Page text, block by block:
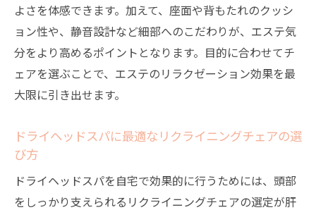
自宅エステで重要な椅子選びの基準
安全に配慮したエステチェアの機能を解説
エステチェア選びで失敗しないためのチェ
ックポイント
高級エステベッドとチェアの特徴と選び方
初めてのエステチェア購入時に気をつけた
よさを体感できます。加えて、座面や背もたれのクッシ
ョン性や、静音設計など細部へのこだわりが、エステ気
分をより高めるポイントとなります。目的に合わせてチ
ェアを選ぶことで、エステのリラクゼーション効果を最
大限に引き出せます。
ドライヘッドスパに最適なリクライニングチェアの選
び方
ドライヘッドスパを自宅で効果的に行うためには、頭部
をしっかり支えられるリクライニングチェアの選定が肝